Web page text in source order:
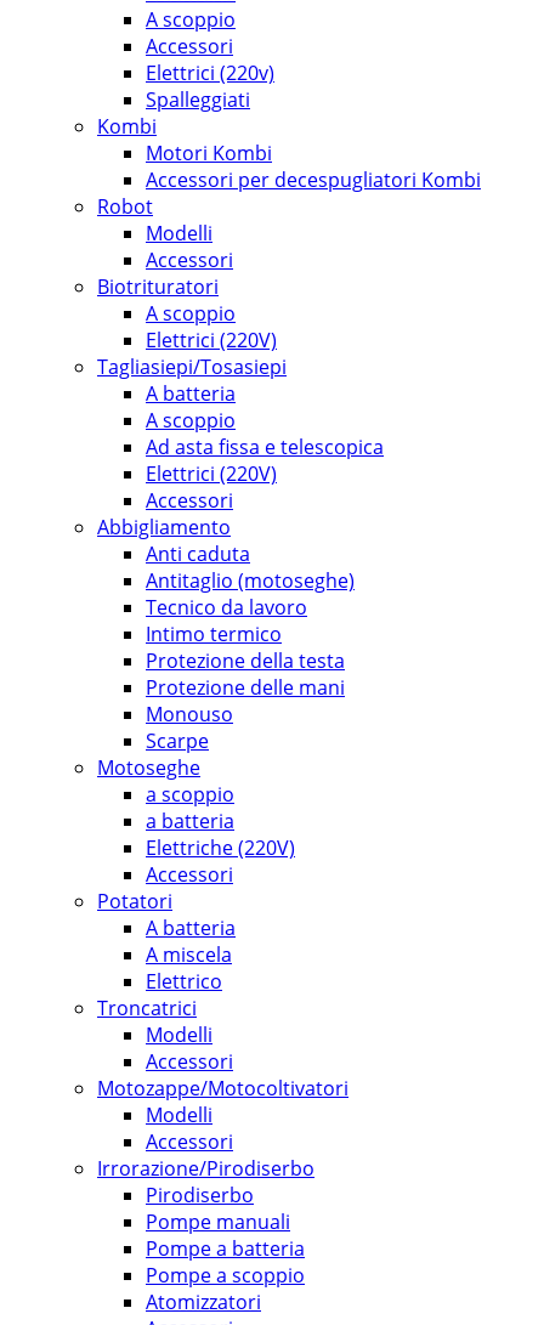
A scoppio
Accessori
Elettrici (220v)
Spalleggiati
Kombi
Motori Kombi
Accessori per decespugliatori Kombi
Robot
Modelli
Accessori
Biotrituratori
A scoppio
Elettrici (220V)
Tagliasiepi/Tosasiepi
A batteria
A scoppio
Ad asta fissa e telescopica
Elettrici (220V)
Accessori
Abbigliamento
Anti caduta
Antitaglio (motoseghe)
Tecnico da lavoro
Intimo termico
Protezione della testa
Protezione delle mani
Monouso
Scarpe
Motoseghe
a scoppio
a batteria
Elettriche (220V)
Accessori
Potatori
A batteria
A miscela
Elettrico
Troncatrici
Modelli
Accessori
Motozappe/Motocoltivatori
Modelli
Accessori
Irrorazione/Pirodiserbo
Pirodiserbo
Pompe manuali
Pompe a batteria
Pompe a scoppio
Atomizzatori